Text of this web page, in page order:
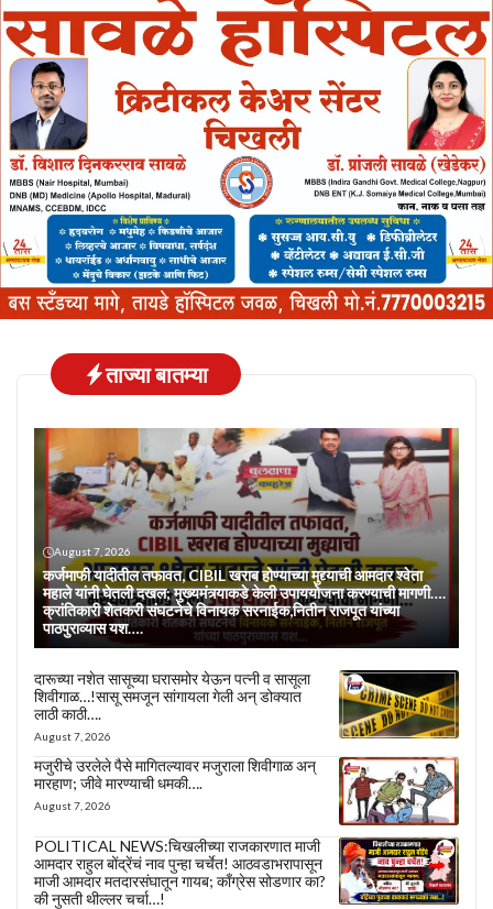
ताज्या बातम्या
August 7, 2026
कर्जमाफी यादीतील तफावत, CIBIL खराब होण्याच्या मुद्द्याची आमदार श्वेता
महाले यांनी घेतली दखल; मुख्यमंत्र्याकडे केली उपाययोजना करण्याची मागणी….
क्रांतिकारी शेतकरी संघटनेचे विनायक सरनाईक,नितीन राजपूत यांच्या
पाठपुराव्यास यश….
दारूच्या नशेत सासूच्या घरासमोर येऊन पत्नी व सासूला
शिवीगाळ…!सासू समजून सांगायला गेली अन् डोक्यात
लाठी काठी….
August 7, 2026
मजुरीचे उरलेले पैसे मागितल्यावर मजुराला शिवीगाळ अन्
मारहाण; जीवे मारण्याची धमकी….
August 7, 2026
POLITICAL NEWS:चिखलीच्या राजकारणात माजी
आमदार राहुल बोंद्रेंचं नाव पुन्हा चर्चेत! आठवडाभरापासून
माजी आमदार मतदारसंघातून गायब; काँग्रेस सोडणार का?
की नुसती थील्लर चर्चा…!